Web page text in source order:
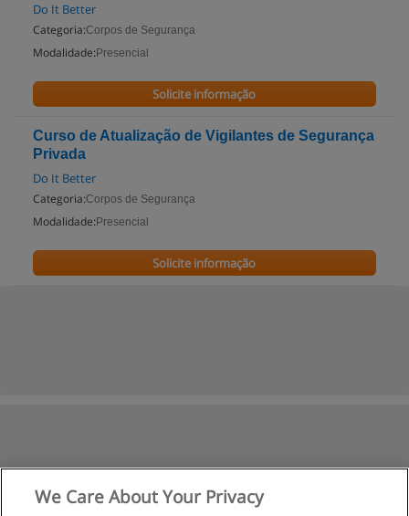
Do It Better
Categoria:Corpos de Segurança
Modalidade: Presencial
Solicite informação
Curso de Atualização de Vigilantes de Segurança
Privada
Do It Better
Categoria:Corpos de Segurança
Modalidade: Presencial
Solicite informação
We Care About Your Privacy